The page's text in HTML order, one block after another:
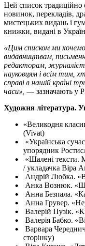
Цей список традиційно
новинок, перекладів,
мистецьких видань і
книжки, видані в
«Цим списком ми
видавництвам,
редакторам,
науковцям і всім тим,
справі в нашій країні
часи», — зазначають у
Художня література.
«Великодня
(Vivat)
«Українська
упорядник
«Шалені тексти.
/ укладачка Віра
Андрій Любка.
Анка Вознюк.
Анна Безпала.
Анна Грувер.
Валерій Пузік.
Валерія Бабко.
Варвара
сторінку)